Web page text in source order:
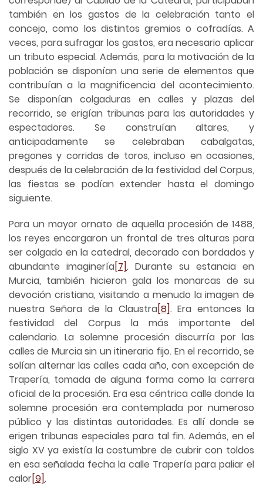
también en los gastos de la celebración tanto el
concejo, como los distintos gremios o cofradías. A
veces, para sufragar los gastos, era necesario aplicar
un tributo especial. Además, para la motivación de la
población se disponían una serie de elementos que
contribuían a la magnificencia del acontecimiento.
Se disponían colgaduras en calles y plazas del
recorrido, se erigían tribunas para las autoridades y
espectadores. Se construían altares, y
anticipadamente se celebraban cabalgatas,
pregones y corridas de toros, incluso en ocasiones,
después de la celebración de la festividad del Corpus,
las fiestas se podían extender hasta el domingo
siguiente.
Para un mayor ornato de aquella procesión de 1488,
los reyes encargaron un frontal de tres alturas para
ser colgado en la catedral, decorado con bordados y
abundante imaginería[7]. Durante su estancia en
Murcia, también hicieron gala los monarcas de su
devoción cristiana, visitando a menudo la imagen de
nuestra Señora de la Claustra[8]. Era entonces la
festividad del Corpus la más importante del
calendario. La solemne procesión discurría por las
calles de Murcia sin un itinerario fijo. En el recorrido, se
solían alternar las calles cada año, con excepción de
Trapería, tomada de alguna forma como la carrera
oficial de la procesión. Era esa céntrica calle donde la
solemne procesión era contemplada por numeroso
público y las distintas autoridades. Es allí donde se
erigen tribunas especiales para tal fin. Además, en el
siglo XV ya existía la costumbre de cubrir con toldos
en esa señalada fecha la calle Trapería para paliar el
calor[9].